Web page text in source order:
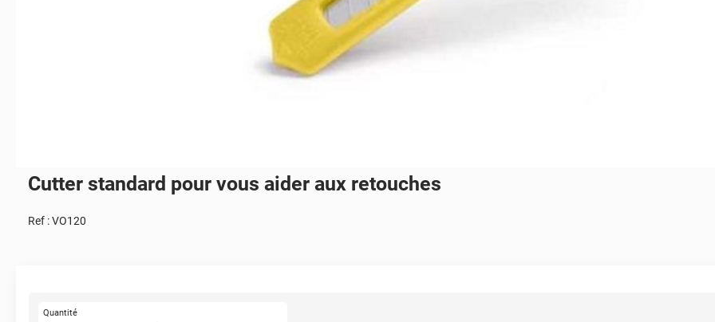
Cutter standard pour vous aider aux retouches
Ref :VO120
Quantité